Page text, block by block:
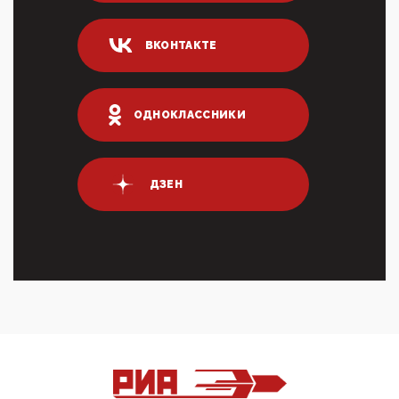
04:47, 10 Апреля 2026
ИНН для переводов по СБП это первый шаг из
логических двухЗаполнение ИНН при любых
переводах по ...
03:35, 10 Апреля 2026
Суммарное вознаграждение менеджменту в 15
крупных банках по итогам 2025 года превысило 63
03:01, 10 Апреля 2026
Террорист и убийца Буданов вальяжно сообщил,
что союзники просили Киев не наносить удары по
входМошенники активно пользуются аккаунтами на
Госуслугах уме...
ВКОНТАКТЕ
ОДНОКЛАССНИКИ
ДЗЕН